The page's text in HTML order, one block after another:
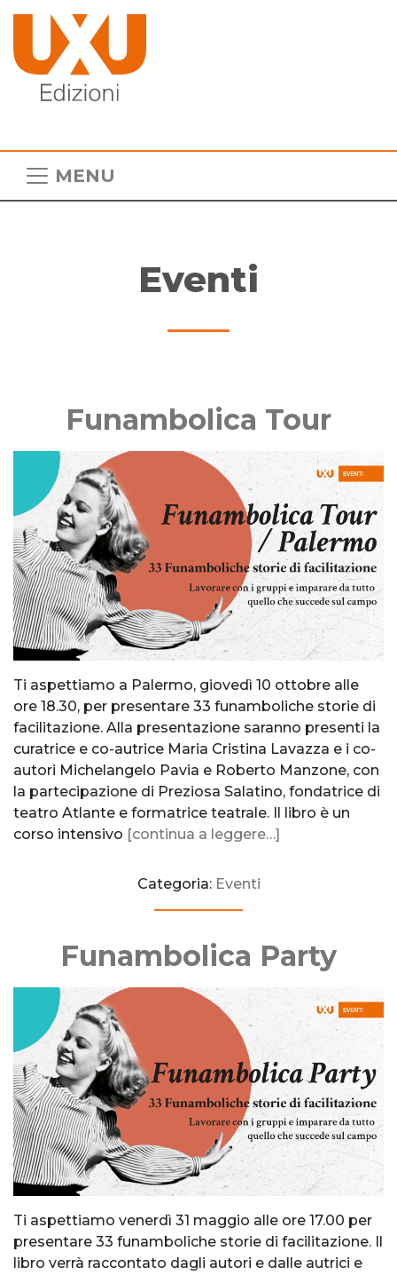
MENU
Eventi
Funambolica Tour
Ti aspettiamo a Palermo, giovedì 10 ottobre alle
ore 18.30, per presentare 33 funamboliche storie di
facilitazione. Alla presentazione saranno presenti la
curatrice e co-autrice Maria Cristina Lavazza e i co-
autori Michelangelo Pavia e Roberto Manzone, con
la partecipazione di Preziosa Salatino, fondatrice di
teatro Atlante e formatrice teatrale. Il libro è un
corso intensivo [continua a leggere…]
Categoria: Eventi
Funambolica Party
Ti aspettiamo venerdì 31 maggio alle ore 17.00 per
presentare 33 funamboliche storie di facilitazione. Il
libro verrà raccontato dagli autori e dalle autrici e